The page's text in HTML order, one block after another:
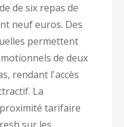
de six repas de
neuf euros. Des
permettent
de deux
rendant l'accès
La
tarifaire